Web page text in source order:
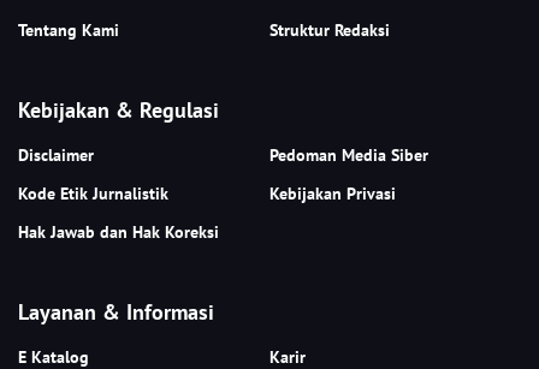
Tentang Kami Struktur Redaksi
Kebijakan & Regulasi
Disclaimer
Pedoman Media Siber
Kode Etik Jurnalistik
Kebijakan Privasi
Hak Jawab dan Hak Koreksi
Layanan & Informasi
E Katalog
Karir